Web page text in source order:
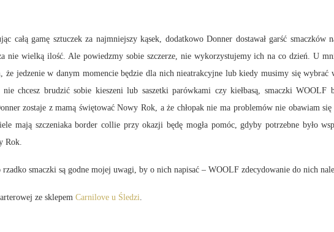
całą gamę sztuczek za najmniejszy kąsek, dodatkowo Donner dostawał garść
nie wielką ilość. Ale powiedzmy sobie szczerze, nie wykorzystujemy ich na co dzień. U
że jedzenie w danym momencie będzie dla nich nieatrakcyjne lub kiedy musimy się
chcesz brudzić sobie kieszeni lub saszetki parówkami czy kiełbasą, smaczki WOOLF
zostaje z mamą świętować Nowy Rok, a że chłopak nie ma problemów nie obawiam
mają szczeniaka border collie przy okazji będę mogła pomóc, gdyby potrzebne było
Rok.
rzadko smaczki są godne mojej uwagi, by o nich napisać – WOOLF zdecydowanie do nich
ze sklepem Carnilove u Śledzi.